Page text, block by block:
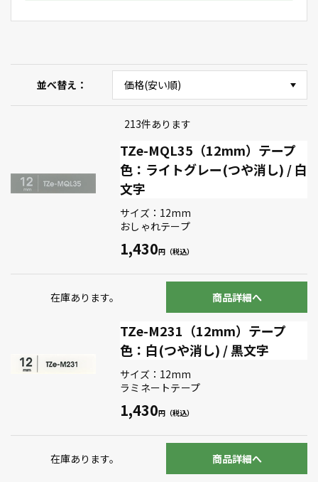
並べ替え
213件あります
TZe-MQL35（12mm）テープ
色：ライトグレー(つや消し) / 白
文字
サイズ：12mm
おしゃれテープ
1,430
在庫あります。 商品詳細へ
TZe-M231（12mm）テープ
色：白(つや消し) / 黒文字
サイズ：12mm
ラミネートテープ
1,430
在庫あります。 商品詳細へ